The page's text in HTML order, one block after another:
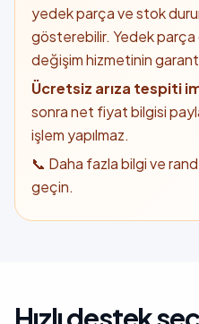
yedek parça ve stok
gösterebilir. Yedek parça
değişim hizmetinin
Ücretsiz arıza tespiti
sonra net fiyat bilgisi
işlem yapılmaz.
📞 Daha fazla bilgi ve
geçin.